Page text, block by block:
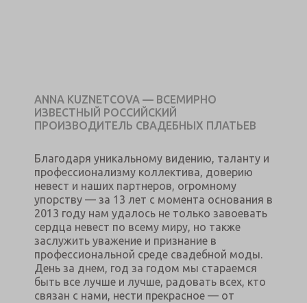
ANNA KUZNETCOVA — ВСЕМИРНО
ИЗВЕСТНЫЙ РОССИЙСКИЙ
ПРОИЗВОДИТЕЛЬ СВАДЕБНЫХ ПЛАТЬЕВ
Благодаря уникальному видению, таланту и
профессионализму коллектива, доверию
невест и наших партнеров, огромному
упорству — за 13 лет с момента основания в
2013 году нам удалось не только завоевать
сердца невест по всему миру, но также
заслужить уважение и признание в
профессиональной среде свадебной моды.
День за днем, год за годом мы стараемся
быть все лучше и лучше, радовать всех, кто
связан с нами, нести прекрасное — от